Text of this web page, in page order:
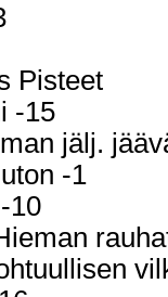
Pisteet
-15
jälj.
-1
10